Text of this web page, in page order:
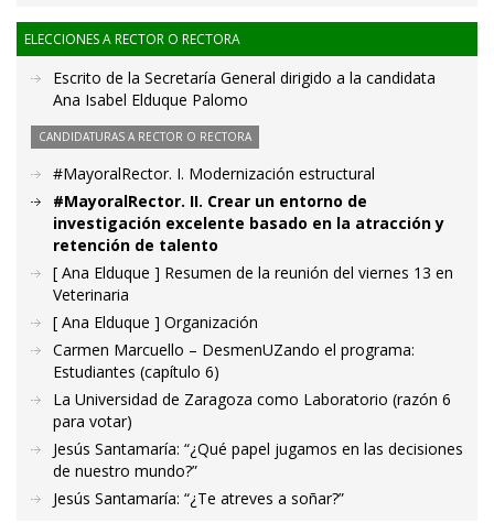
ELECCIONES A RECTOR O RECTORA
Escrito de la Secretaría General dirigido a la candidata
Ana Isabel Elduque Palomo
CANDIDATURAS A RECTOR O RECTORA
#MayoralRector. I. Modernización estructural
#MayoralRector. II. Crear un entorno de
investigación excelente basado en la atracción y
retención de talento
[ Ana Elduque ] Resumen de la reunión del viernes 13 en
Veterinaria
[ Ana Elduque ] Organización
Carmen Marcuello – DesmenUZando el programa:
Estudiantes (capítulo 6)
La Universidad de Zaragoza como Laboratorio (razón 6
para votar)
Jesús Santamaría: “¿Qué papel jugamos en las decisiones
de nuestro mundo?”
Jesús Santamaría: “¿Te atreves a soñar?”